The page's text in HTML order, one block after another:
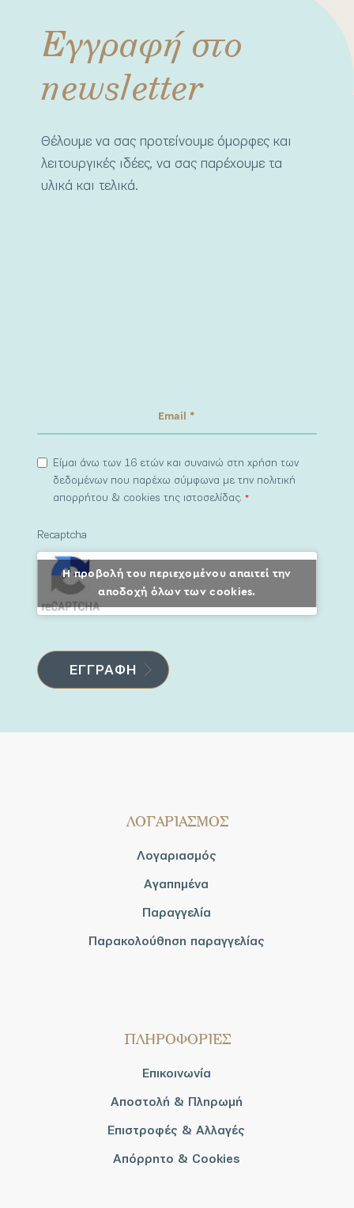
Εγγραφή στο
newsletter
Θέλουμε να σας προτείνουμε όμορφες και
λειτουργικές ιδέες, να σας παρέχουμε τα
υλικά και τελικά.
Είμαι άνω των 16 ετών και συναινώ στη χρήση των
δεδομένων που παρέχω σύμφωνα με την πολιτική
απορρήτου & cookies της ιστοσελίδας.*
Recaptcha
Η προβολή του περιεχομένου απαιτεί την
αποδοχή όλων των cookies.
ΛΟΓΑΡΙΑΣΜΟΣ
Λογαριασμός
Αγαπημένα
Παραγγελία
Παρακολούθηση παραγγελίας
ΠΛΗΡΟΦΟΡΙΕΣ
Επικοινωνία
Αποστολή & Πληρωμή
Επιστροφές & Αλλαγές
Απόρρητο & Cookies